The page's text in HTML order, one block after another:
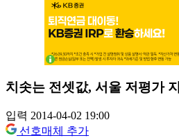
치솟는 전셋값, 서울 저평가
입력 2014-04-02 19:00
선호매체 추가